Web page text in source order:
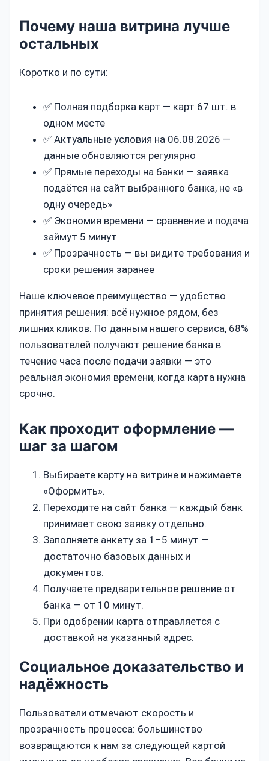
Почему наша витрина лучше
остальных
Коротко и по сути:
✅ Полная подборка карт — карт 67 шт. в
одном месте
✅ Актуальные условия на 06.08.2026 —
данные обновляются регулярно
✅ Прямые переходы на банки — заявка
подаётся на сайт выбранного банка, не «в
одну очередь»
✅ Экономия времени — сравнение и подача
займут 5 минут
✅ Прозрачность — вы видите требования и
сроки решения заранее
Наше ключевое преимущество — удобство
принятия решения: всё нужное рядом, без
лишних кликов. По данным нашего сервиса, 68%
пользователей получают решение банка в
течение часа после подачи заявки — это
реальная экономия времени, когда карта нужна
срочно.
Как проходит оформление —
шаг за шагом
Выбираете карту на витрине и нажимаете
«Оформить».
Переходите на сайт банка — каждый банк
принимает свою заявку отдельно.
Заполняете анкету за 1–5 минут —
достаточно базовых данных и
документов.
Получаете предварительное решение от
банка — от 10 минут.
При одобрении карта отправляется с
доставкой на указанный адрес.
Социальное доказательство и
надёжность
Пользователи отмечают скорость и
прозрачность процесса: большинство
возвращаются к нам за следующей картой